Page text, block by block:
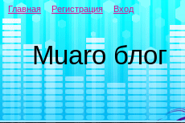
Muaro блог
Главная Регистрация Вход